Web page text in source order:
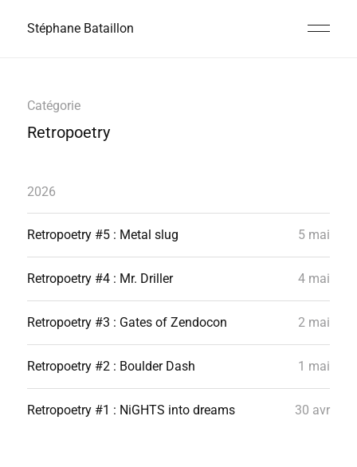
Stéphane Bataillon
Catégorie
Retropoetry
2026
Retropoetry #5 : Metal slug 5 mai
Retropoetry #4 : Mr. Driller 4 mai
Retropoetry #3 : Gates of Zendocon 2 mai
Retropoetry #2 : Boulder Dash 1 mai
Retropoetry #1 : NiGHTS into dreams 30 avr